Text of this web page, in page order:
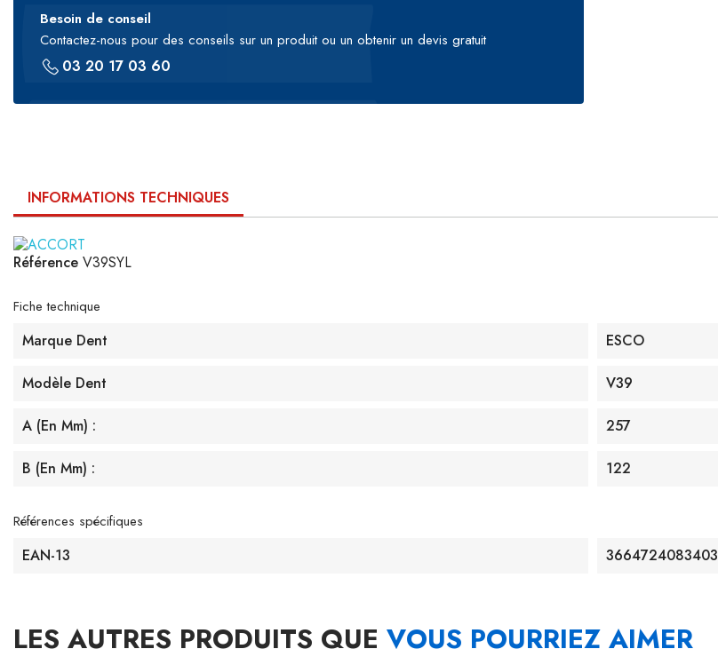
Besoin de conseil
Contactez-nous pour des conseils sur un produit ou un obtenir un devis gratuit
03 20 17 03 60
INFORMATIONS TECHNIQUES
Référence V39SYL
Fiche technique
Marque Dent ESCO
Modèle Dent V39
A (en Mm) : 257
B (en Mm) : 122
Références spécifiques
EAN-13 3664724083403
LES AUTRES PRODUITS QUE VOUS POURRIEZ AIMER